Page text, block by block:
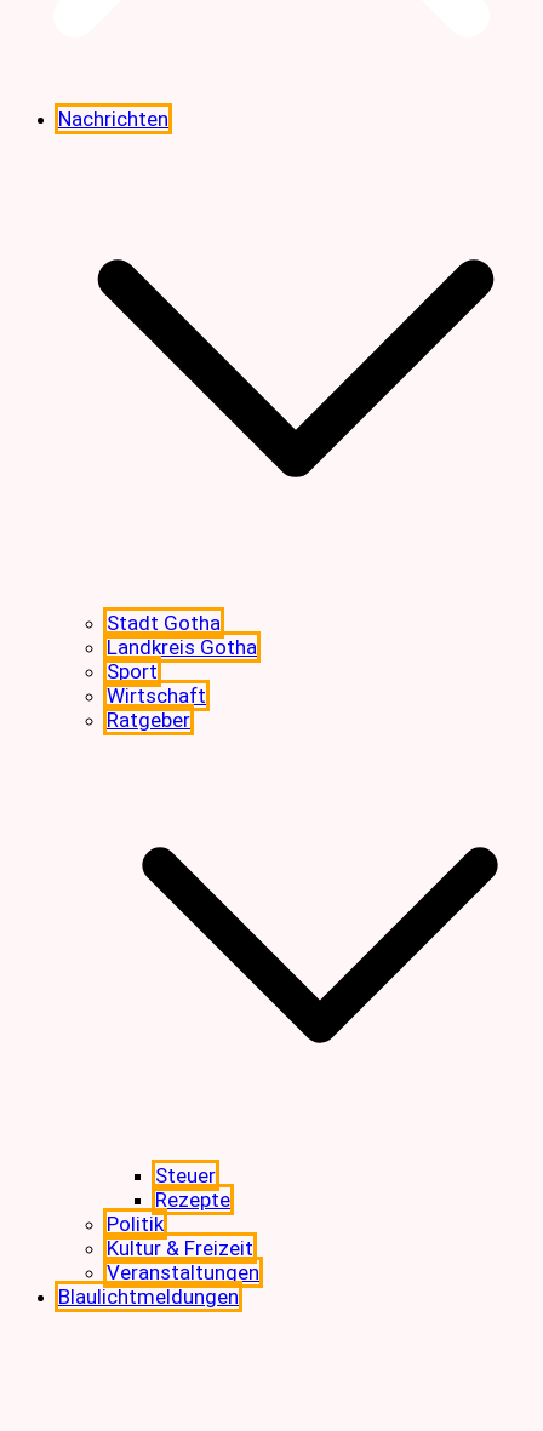
Nachrichten
Stadt Gotha
Landkreis Gotha
Sport
Wirtschaft
Ratgeber
Steuer
Rezepte
Politik
Kultur & Freizeit
Veranstaltungen
Blaulichtmeldungen